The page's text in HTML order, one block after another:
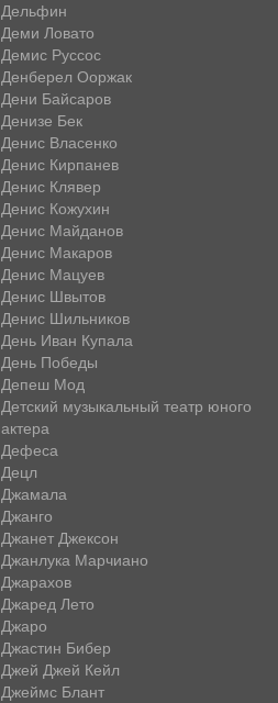
Дельфин
Деми Ловато
Демис Руссос
Денберел Ооржак
Дени Байсаров
Денизе Бек
Денис Власенко
Денис Кирпанев
Денис Клявер
Денис Кожухин
Денис Майданов
Денис Макаров
Денис Мацуев
Денис Швытов
Денис Шильников
День Иван Купала
День Победы
Депеш Мод
Детский музыкальный театр юного
актера
Дефеса
Децл
Джамала
Джанго
Джанет Джексон
Джанлука Марчиано
Джарахов
Джаред Лето
Джаро
Джастин Бибер
Джей Джей Кейл
Джеймс Блант